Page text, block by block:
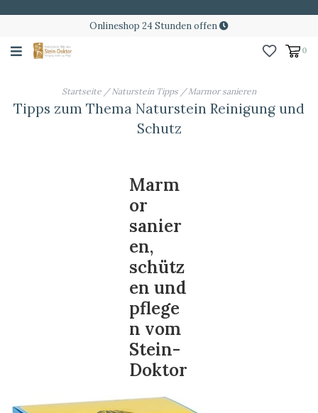
Onlineshop 24 Stunden offen
0
Startseite /Naturstein Tipps /Marmor sanieren
Tipps zum Thema Naturstein Reinigung und
Schutz
Marm
or
sanier
en,
schütz
en und
pflege
n vom
Stein-
Doktor